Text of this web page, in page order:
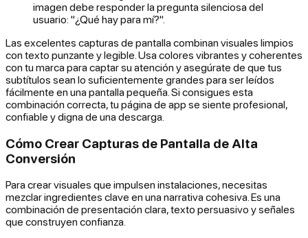
imagen debe responder la pregunta silenciosa del
usuario: "¿Qué hay para mí?".
Las excelentes capturas de pantalla combinan visuales limpios
con texto punzante y legible. Usa colores vibrantes y coherentes
con tu marca para captar su atención y asegúrate de que tus
subtítulos sean lo suficientemente grandes para ser leídos
fácilmente en una pantalla pequeña. Si consigues esta
combinación correcta, tu página de app se siente profesional,
confiable y digna de una descarga.
Cómo Crear Capturas de Pantalla de Alta
Conversión
Para crear visuales que impulsen instalaciones, necesitas
mezclar ingredientes clave en una narrativa cohesiva. Es una
combinación de presentación clara, texto persuasivo y señales
que construyen confianza.